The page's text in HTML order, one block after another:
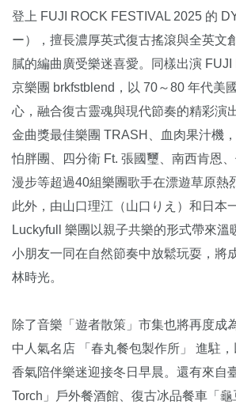
登上 FUJI ROCK FESTIVAL 2025 的
ー），擅長濃厚英式復古搖滾與全英文
膩的編曲廣受樂迷喜愛。同樣出演
京樂團 brkfstblend，以 70～80 年代美
心，融合復古靈魂與現代節奏的精彩演出
金曲獎最佳樂團 TRASH、血肉果汁機
怕胖團、四分衛 Ft. 張國璽、南西肯恩
漫步等超過40組樂團歌手在漂遊草原熱
此外，由山口理江（山口りえ）和日本
Luckyfull 樂團以親子共樂的形式帶來溫
小朋友一同在自然節奏中放鬆玩耍，將
林時光。
除了音樂「遊者散策」市集也將再度成
中人氣名店 「春丸餐包製作所」 進駐
香氣陪伴樂迷迎接冬日早晨。還有來自
Torch」戶外餐酒館、復古冰品餐車「